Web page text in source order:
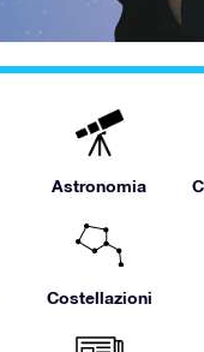
Astronomia
Costellazioni